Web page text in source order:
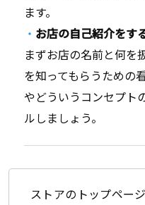
ます。
お店の自己紹介をす
まずお店の名前と何を
を知ってもらうための
やどういうコンセプト
ルしましょう。
ストアのトップペー